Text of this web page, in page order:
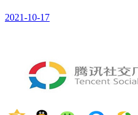
2021-10-17